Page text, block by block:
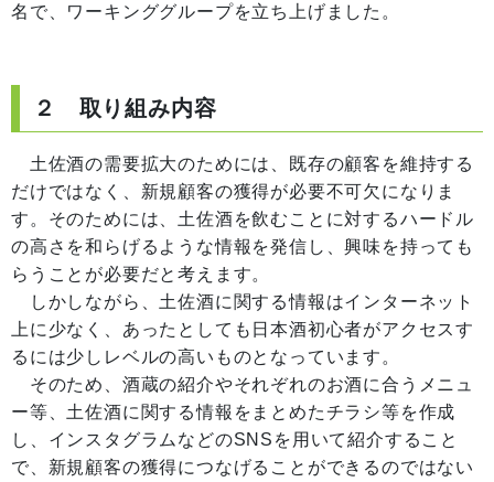
名で、ワーキンググループを立ち上げました。
２ 取り組み内容
土佐酒の需要拡大のためには、既存の顧客を維持する
だけではなく、新規顧客の獲得が必要不可欠になりま
す。そのためには、土佐酒を飲むことに対するハードル
の高さを和らげるような情報を発信し、興味を持っても
らうことが必要だと考えます。
しかしながら、土佐酒に関する情報はインターネット
上に少なく、あったとしても日本酒初心者がアクセスす
るには少しレベルの高いものとなっています。
そのため、酒蔵の紹介やそれぞれのお酒に合うメニュ
ー等、土佐酒に関する情報をまとめたチラシ等を作成
し、インスタグラムなどのSNSを用いて紹介すること
で、新規顧客の獲得につなげることができるのではない